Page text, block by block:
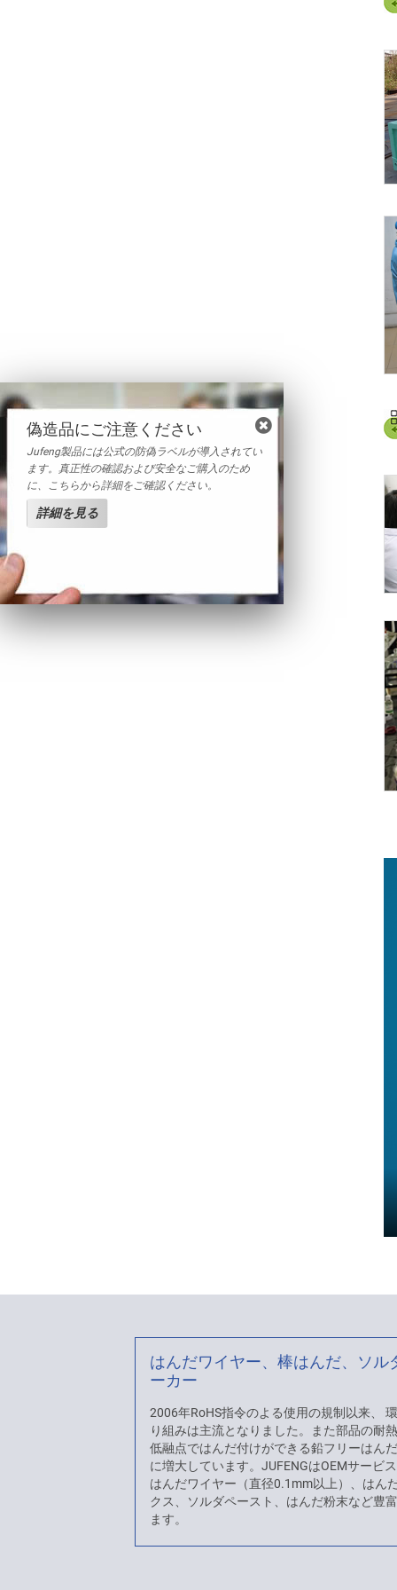
はんだワイヤー、棒はんだ、ソル
ーカー
2006年RoHS指令のよる使用の規制以来、
り組みは主流となりました。また部品の耐
低融点ではんだ付けができる鉛フリーはん
に増大しています。JUFENGはOEMサービ
はんだワイヤー（直径0.1mm以上）、はん
クス、ソルダペースト、はんだ粉末など豊
ます。
偽造品にご注意ください
Jufeng製品には公式の防偽ラベルが導入されてい
ます。真正性の確認および安全なご購入のため
に、こちらから詳細をご確認ください。
詳細を見る